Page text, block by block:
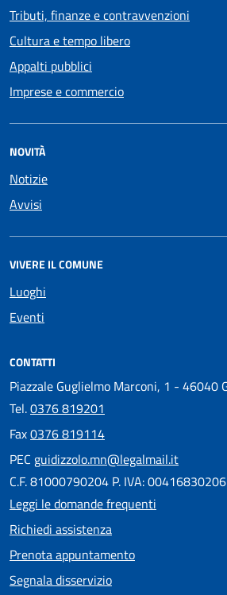
Tributi, finanze e contravvenzioni
Cultura e tempo libero
Appalti pubblici
Imprese e commercio
NOVITÀ
Notizie
Avvisi
VIVERE IL COMUNE
Luoghi
Eventi
CONTATTI
Piazzale Guglielmo Marconi, 1 - 46040
Tel.0376 819201
Fax0376 819114
PEC guidizzolo.mn@legalmail.it
C.F. 81000790204 P. IVA: 00416830206
Leggi le domande frequenti
Richiedi assistenza
Prenota appuntamento
Segnala disservizio